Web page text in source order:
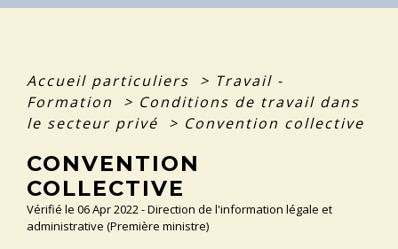
Accueil particuliers > Travail -
Formation
> Conditions de travail dans
le secteur privé
> Convention collective
CONVENTION
COLLECTIVE
Vérifié le 06 Apr 2022 - Direction de l'information légale et
administrative (Première ministre)